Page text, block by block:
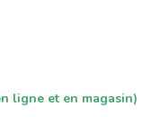
ligne et en magasin)